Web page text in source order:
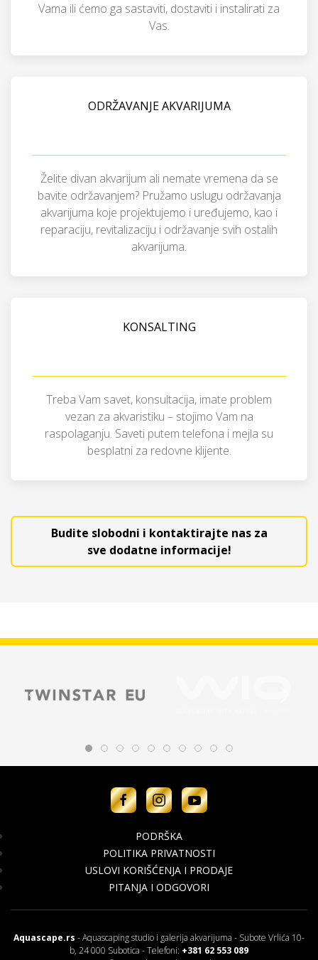
Vama ili ćemo ga sastaviti, dostaviti i instalirati za
Vas.
ODRŽAVANJE AKVARIJUMA
Želite divan akvarijum ali nemate vremena da se
bavite održavanjem? Pružamo uslugu održavanja
akvarijuma koje projektujemo i uređujemo, kao i
reparaciju, revitalizaciju i održavanje svih ostalih
akvarijuma.
KONSALTING
Treba Vam savet, konsultacija, imate problem
vezan za akvaristiku – stojimo Vam na
raspolaganju. Saveti putem telefona i mejla su
besplatni za redovne klijente.
Budite slobodni i kontaktirajte nas za
sve dodatne informacije!
PODRŠKA
POLITIKA PRIVATNOSTI
USLOVI KORIŠĆENJA I PRODAJE
PITANJA I ODGOVORI
Aquascape.rs - Aquascaping studio i galerija akvarijuma - Subote Vrlića 10-
b, 24 000 Subotica - Telefoni: +381 62 553 089